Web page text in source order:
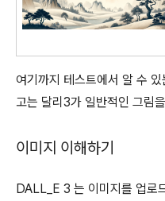
여기까지 테스트에서 알 수
고는 달리3가 일반적인 그림
이미지 이해하기
DALL_E 3 는 이미지를 업로